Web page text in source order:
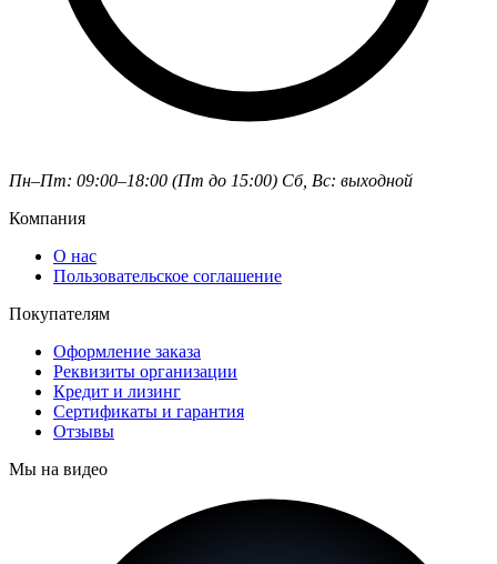
Пн–Пт: 09:00–18:00 (Пт до 15:00) Сб, Вс: выходной
Компания
О нас
Пользовательское соглашение
Покупателям
Оформление заказа
Реквизиты организации
Кредит и лизинг
Сертификаты и гарантия
Отзывы
Мы на видео